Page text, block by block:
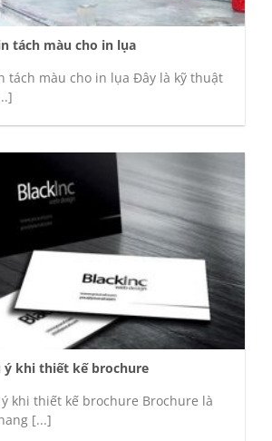
tách màu cho in lụa
tách màu cho in lụa Đây là kỹ thuật
ý khi thiết kế brochure
khi thiết kế brochure Brochure là
[...]